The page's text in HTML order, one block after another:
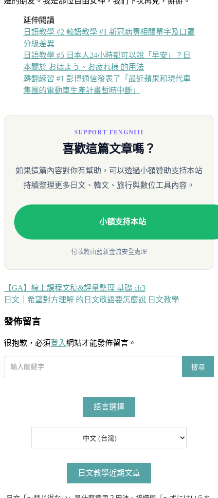
延伸閱讀
日語教學 #2 韓語教學 #1 新冠病毒相關單字及口罩
分級差異
日語教學 #5 日本人24小時都可以說「早安」？日
本關於 おはよう、お疲れ様 的用法
韓翻練習 #1 彭博通信發表了「最近蘋果和現代車
集團的電動車生產計畫暫時中斷」
SUPPORT FENGNIII
喜歡這篇文章嗎？
如果這篇內容對你有幫助，可以透過小額贊助支持本站
持續整理更多日文、韓文、旅行與數位工具內容。
小額支持本站
付款將由藍新金流安全處理
文
導
覽
【GA】線上課程文稿&評量整理 基礎 ch3
日文｜希望對方理解 的日文敬語要怎麼說 日文教學
發佈留言
很抱歉，必須登入網站才能發佈留言。
搜尋
語言選擇
日文教學近期文章